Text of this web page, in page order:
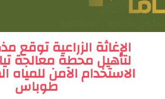
الإغاثة الزراعية توقع
لتأهيل محطة معالجة
الاستخدام الآمن
طوباس